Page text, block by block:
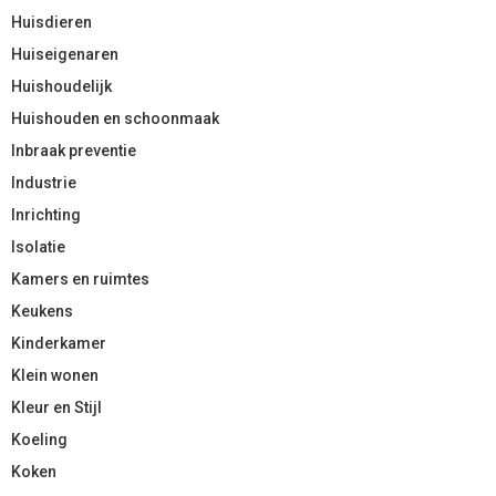
Huisdieren
Huiseigenaren
Huishoudelijk
Huishouden en schoonmaak
Inbraak preventie
Industrie
Inrichting
Isolatie
Kamers en ruimtes
Keukens
Kinderkamer
Klein wonen
Kleur en Stijl
Koeling
Koken